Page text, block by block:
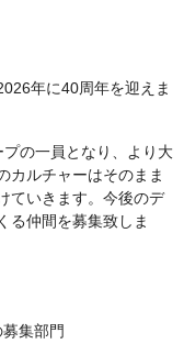
年に40周年を迎えま
の一員となり、より大
カルチャーはそのまま
ていきます。今後のデ
る仲間を募集致しま
集部門